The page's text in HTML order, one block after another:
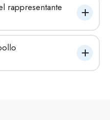
rappresentante